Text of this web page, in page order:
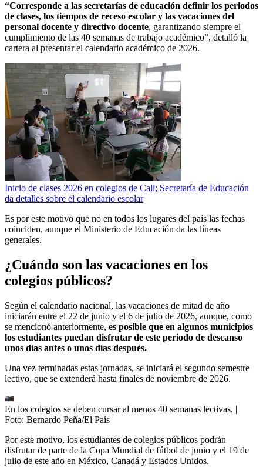
“Corresponde a las secretarías de educación definir los periodos
de clases, los tiempos de receso escolar y las vacaciones del
personal docente y directivo docente, garantizando siempre el
cumplimiento de las 40 semanas de trabajo académico”, detalló la
cartera al presentar el calendario académico de 2026.
Inicio de clases 2026 en colegios de Cali; Secretaría de Educación
da detalles sobre el calendario escolar
Es por este motivo que no en todos los lugares del país las fechas
coinciden, aunque el Ministerio de Educación da las líneas
generales.
¿Cuándo son las vacaciones en los
colegios públicos?
Según el calendario nacional, las vacaciones de mitad de año
iniciarán entre el 22 de junio y el 6 de julio de 2026, aunque, como
se mencionó anteriormente, es posible que en algunos municipios
los estudiantes puedan disfrutar de este periodo de descanso
unos días antes o unos días después.
Una vez terminadas estas jornadas, se iniciará el segundo semestre
lectivo, que se extenderá hasta finales de noviembre de 2026.
En los colegios se deben cursar al menos 40 semanas lectivas. |
Foto: Bernardo Peña/El País
Por este motivo, los estudiantes de colegios públicos podrán
disfrutar de parte de la Copa Mundial de fútbol de junio y el 19 de
julio de este año en México, Canadá y Estados Unidos.